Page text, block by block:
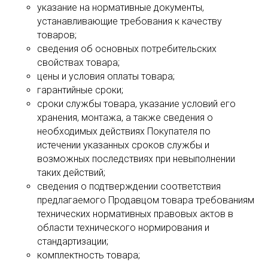
указание на нормативные документы,
устанавливающие требования к качеству
товаров;
сведения об основных потребительских
свойствах товара;
цены и условия оплаты товара;
гарантийные сроки;
сроки службы товара, указание условий его
хранения, монтажа, а также сведения о
необходимых действиях Покупателя по
истечении указанных сроков службы и
возможных последствиях при невыполнении
таких действий;
сведения о подтверждении соответствия
предлагаемого Продавцом товара требованиям
технических нормативных правовых актов в
области технического нормирования и
стандартизации;
комплектность товара;